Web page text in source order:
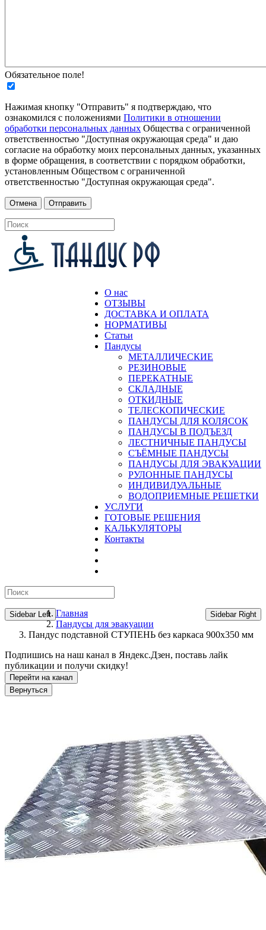
Обязательное поле!
Нажимая кнопку "Отправить" я подтверждаю, что
ознакомился с положениями Политики в отношении
обработки персональных данных Общества с ограниченной
ответственностью "Доступная окружающая среда" и даю
согласие на обработку моих персональных данных, указанных
в форме обращения, в соответствии с порядком обработки,
установленным Обществом с ограниченной
ответственностью "Доступная окружающая среда".
О нас
ОТЗЫВЫ
ДОСТАВКА И ОПЛАТА
НОРМАТИВЫ
Статьи
Пандусы
МЕТАЛЛИЧЕСКИЕ
РЕЗИНОВЫЕ
ПЕРЕКАТНЫЕ
СКЛАДНЫЕ
ОТКИДНЫЕ
ТЕЛЕСКОПИЧЕСКИЕ
ПАНДУСЫ ДЛЯ КОЛЯСОК
ПАНДУСЫ В ПОДЪЕЗД
ЛЕСТНИЧНЫЕ ПАНДУСЫ
CЪЁМНЫЕ ПАНДУСЫ
ПАНДУСЫ ДЛЯ ЭВАКУАЦИИ
РУЛОННЫЕ ПАНДУСЫ
ИНДИВИДУАЛЬНЫЕ
ВОДОПРИЕМНЫЕ РЕШЕТКИ
УСЛУГИ
ГОТОВЫЕ РЕШЕНИЯ
КАЛЬКУЛЯТОРЫ
Контакты
Sidebar Left Sidebar Right
Главная
Пандусы для эвакуации
Пандус подставной СТУПЕНЬ без каркаса 900х350 мм
Подпишись на наш канал в Яндекс.Дзен, поставь лайк
публикации и получи скидку!